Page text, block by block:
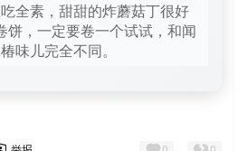
全素，甜甜的炸蘑菇丁很好
饼，一定要卷一个试试，和闻
味儿完全不同。